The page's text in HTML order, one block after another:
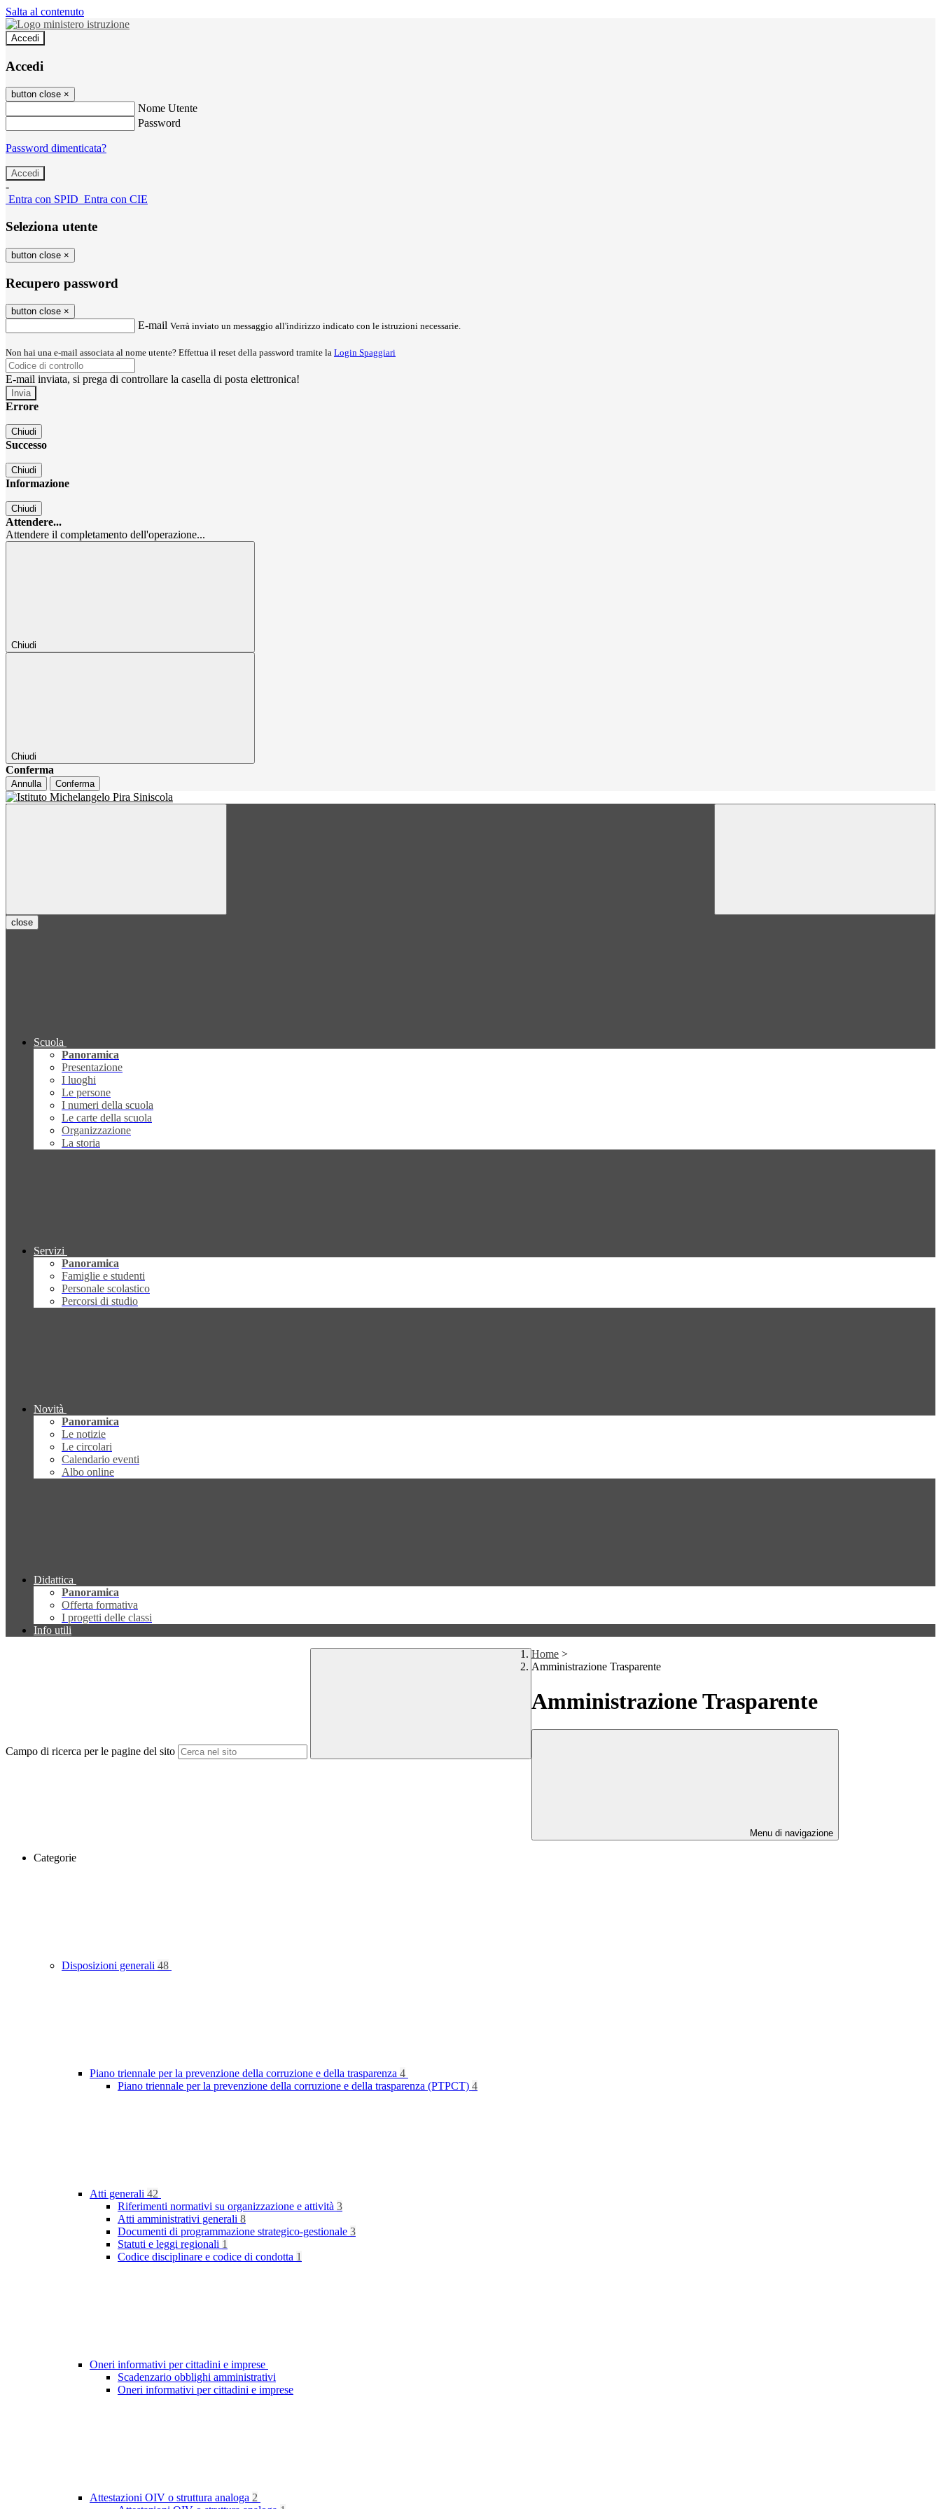
Salta al contenuto
Accedi
Accedi
button close ×
Nome Utente
Password
Password dimenticata?
-
Entra con SPID Entra con CIE
Seleziona utente
button close ×
Recupero password
button close ×
E-mail Verrà inviato un messaggio all'indirizzo indicato con le istruzioni necessarie.
Non hai una e-mail associata al nome utente? Effettua il reset della password tramite la Login Spaggiari
E-mail inviata, si prega di controllare la casella di posta elettronica!
Errore
Chiudi
Successo
Chiudi
Informazione
Chiudi
Attendere...
Attendere il completamento dell'operazione...
Chiudi
Chiudi
Conferma
Annulla Conferma
close
Scuola
Panoramica
Presentazione
I luoghi
Le persone
I numeri della scuola
Le carte della scuola
Organizzazione
La storia
Servizi
Panoramica
Famiglie e studenti
Personale scolastico
Percorsi di studio
Novità
Panoramica
Le notizie
Le circolari
Calendario eventi
Albo online
Didattica
Panoramica
Offerta formativa
I progetti delle classi
Info utili
Campo di ricerca per le pagine del sito
Home >
Amministrazione Trasparente
Amministrazione Trasparente
Menu di navigazione
Categorie
Disposizioni generali 48
Piano triennale per la prevenzione della corruzione e della trasparenza 4
Piano triennale per la prevenzione della corruzione e della trasparenza (PTPCT) 4
Atti generali 42
Riferimenti normativi su organizzazione e attività 3
Atti amministrativi generali 8
Documenti di programmazione strategico-gestionale 3
Statuti e leggi regionali 1
Codice disciplinare e codice di condotta 1
Oneri informativi per cittadini e imprese
Scadenzario obblighi amministrativi
Oneri informativi per cittadini e imprese
Attestazioni OIV o struttura analoga 2